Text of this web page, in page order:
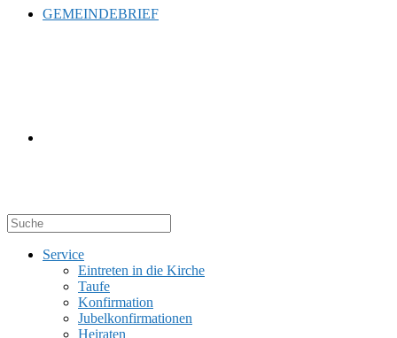
GEMEINDEBRIEF
SUCHE
Service
Eintreten in die Kirche
Taufe
Konfirmation
Jubelkonfirmationen
Heiraten